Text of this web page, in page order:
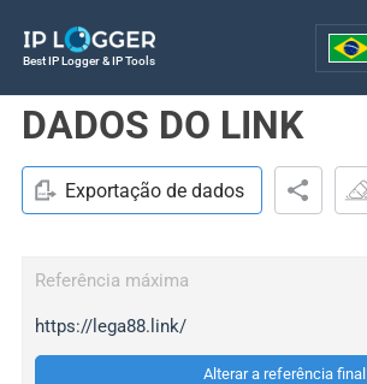
Best IP Logger & IP Tools
DADOS DO LINK
Exportação de dados
Referência máxima
https://lega88.link/
Alterar a referência final